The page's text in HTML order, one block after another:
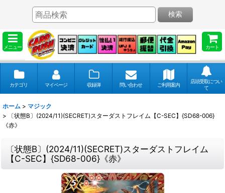
メニュー カート
検索
カテゴリ マイページ 収録弾 問い合わせ ご利用案内
店頭受取につい
て
ホーム > マジック
>
〔状態B〕(2024/11)(SECRET)スターダストフレイム【C-SEC】{SD68-006}
《赤》
〔状態B〕(2024/11)(SECRET)スターダストフレイム
【C-SEC】{SD68-006}《赤》